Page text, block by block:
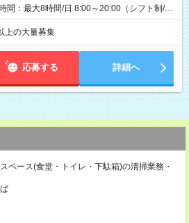
間：最大8時間/日 8:00～20:00（シフト制/実
勤務（場所次第では週4も有り） ※配達状況
勤務可能性有り ※案件により多少の前後あ
上の大量募集
応募する 詳細へ
ペース(食堂・トイレ・下駄箱)の清掃業務・